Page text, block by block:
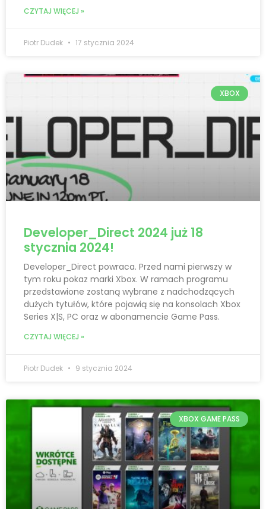
CZYTAJ WIĘCEJ »
Piotr Dudek 17 stycznia 2024
XBOX
Developer_Direct 2024 już 18
stycznia 2024!
Developer_Direct powraca. Przed nami pierwszy w
tym roku pokaz marki Xbox. W ramach programu
przedstawione zostaną wybrane z nadchodzących
dużych tytułów, które pojawią się na konsolach Xbox
Series X|S, PC oraz w abonamencie Game Pass.
CZYTAJ WIĘCEJ »
Piotr Dudek 9 stycznia 2024
XBOX GAME PASS